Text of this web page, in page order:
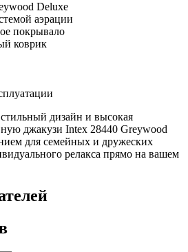
Deluxe
аэрации
покрывало
коврик
дизайн и высокая
джакузи Intex 28440 Greywood
для семейных и дружеских
релакса прямо на вашем